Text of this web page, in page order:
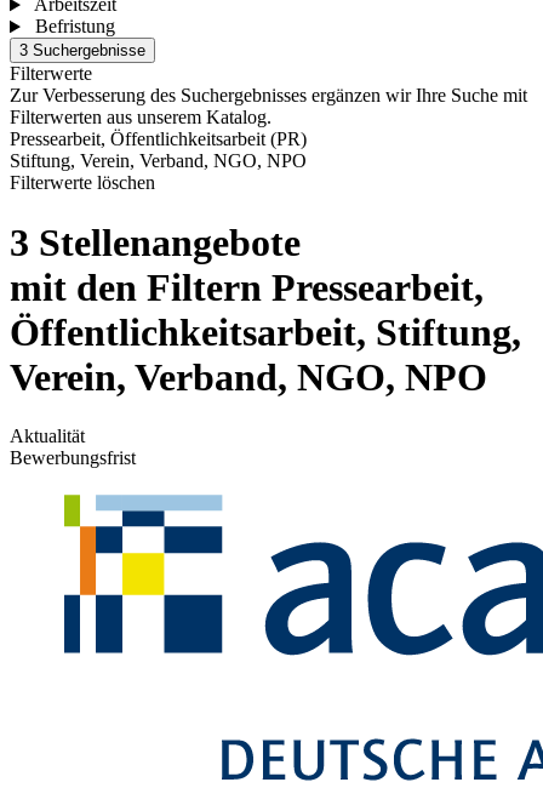
Arbeitszeit
Befristung
3 Suchergebnisse
Filterwerte
Zur Verbesserung des Suchergebnisses ergänzen wir Ihre Suche mit
Filterwerten aus unserem Katalog.
Pressearbeit, Öffentlichkeitsarbeit (PR)
Stiftung, Verein, Verband, NGO, NPO
Filterwerte löschen
3 Stellenangebote
mit den Filtern Pressearbeit,
Öffentlichkeitsarbeit, Stiftung,
Verein, Verband, NGO, NPO
Aktualität
Bewerbungsfrist